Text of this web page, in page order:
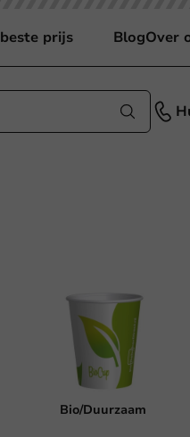
beste prijs BlogOver
Bio/Duurzaam